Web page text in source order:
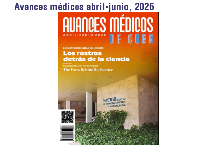
Avances médicos abril-junio, 2026